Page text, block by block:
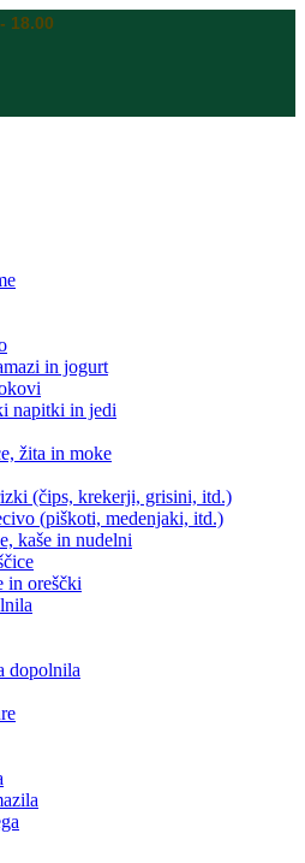
18.00
in jogurt
napitki in jedi
žita in moke
(čips, krekerji, grisini, itd.)
(piškoti, medenjaki, itd.)
kaše in nudelni
in oreščki
dopolnila